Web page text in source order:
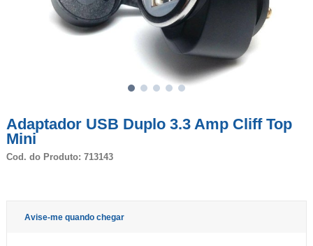
Adaptador USB Duplo 3.3 Amp Cliff Top
Mini
Cod. do Produto: 713143
Avise-me quando chegar